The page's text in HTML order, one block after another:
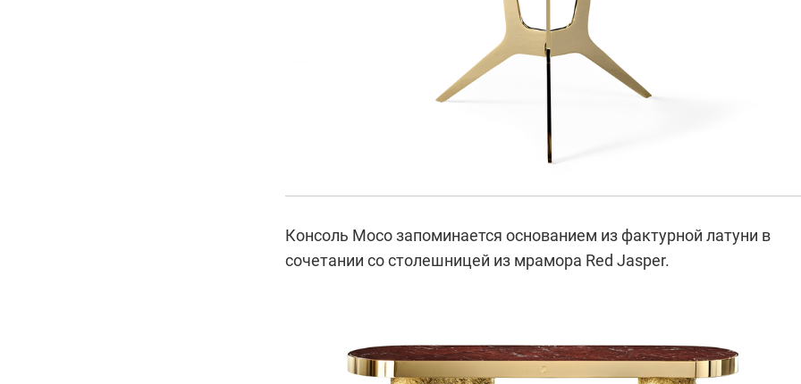
Консоль Moco запоминается основанием из фактурной латуни в
сочетании со столешницей из мрамора Red Jasper.